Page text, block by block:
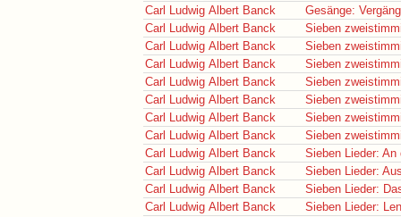
Carl Ludwig Albert Banck
Gesänge:
Carl Ludwig Albert Banck
Sieben
Carl Ludwig Albert Banck
Sieben
Carl Ludwig Albert Banck
Sieben
Carl Ludwig Albert Banck
Sieben
Carl Ludwig Albert Banck
Sieben
Carl Ludwig Albert Banck
Sieben
Carl Ludwig Albert Banck
Sieben
Carl Ludwig Albert Banck
Sieben Lieder: An
Carl Ludwig Albert Banck
Sieben Lieder:
Carl Ludwig Albert Banck
Sieben Lieder:
Carl Ludwig Albert Banck
Sieben Lieder: